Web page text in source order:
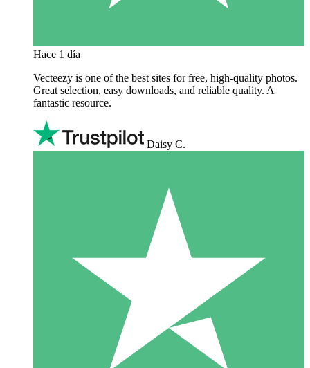
Hace 1 día
Vecteezy is one of the best sites for free, high‑quality photos.
Great selection, easy downloads, and reliable quality. A
fantastic resource.
Daisy C.